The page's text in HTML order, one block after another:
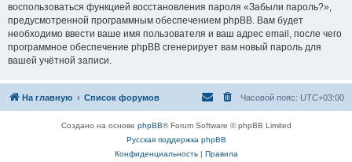
воспользоваться функцией восстановления пароля «Забыли пароль?»,
предусмотренной программным обеспечением phpBB. Вам будет
необходимо ввести ваше имя пользователя и ваш адрес email, после чего
программное обеспечение phpBB сгенерирует вам новый пароль для
вашей учётной записи.
На главную Список форумов Часовой пояс: UTC+03:00
Создано на основе phpBB® Forum Software © phpBB Limited
Русская поддержка phpBB
Конфиденциальность| Правила